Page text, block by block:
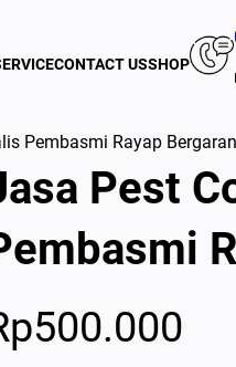
CONTACT USSHOP
Pembasmi Rayap
Pest
500.000